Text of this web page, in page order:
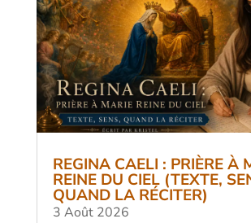
REGINA CAELI : PRIÈRE À
REINE DU CIEL (TEXTE,
QUAND LA RÉCITER)
3 Août 2026